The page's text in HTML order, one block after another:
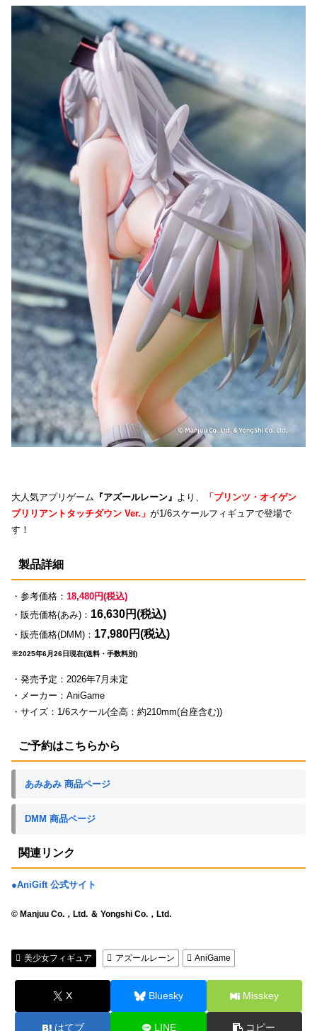
大人気アプリゲーム 『アズールレーン』 より、
「プリンツ・オイゲン
ブリリアントタッチダウン Ver.」 が1/6スケールフィギュアで登場で
す！
製品詳細
・参考価格： 18,480円(税込)
・販売価格(あみ)： 16,630円(税込)
・販売価格(DMM)： 17,980円(税込)
※2025年6月26日現在(送料・手数料別)
・発売予定：2026年7月未定
・メーカー：AniGame
・サイズ：1/6スケール(全高：約210mm(台座含む))
ご予約はこちらから
あみあみ 商品ページ
DMM 商品ページ
関連リンク
●AniGift 公式サイト
© Manjuu Co.，Ltd. ＆ Yongshi Co.，Ltd.
美少女フィギュア アズールレーン AniGame
X Bluesky Misskey
はてブ LINE コピー